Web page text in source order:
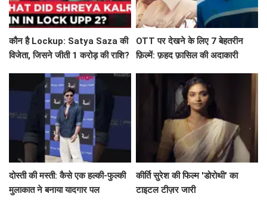
कौन है Lockup: Satya Saza की
विजेता, जिसने जीती 1 करोड़ की राशि?
OTT पर देखने के लिए 7 बेहतरीन
फ़िल्में: फ़हद फ़ासिल की अदाकारी
दोस्ती की मस्ती: कैसे एक हल्की-फुल्की
मुलाकात ने बनाया यादगार पल
कीर्ति सुरेश की फिल्म 'डोरोथी' का
टाइटल टीज़र जारी